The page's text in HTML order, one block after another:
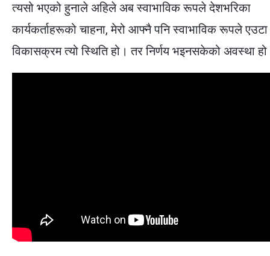
त्यसो भएको हुनाले अहिले अब स्वाभाविक रूपले देशभरिका
कार्यकर्ताहरूको चाहना, मेरो आफ्नै पनि स्वाभाविक रूपले एउटा
विकासक्रम त्यो स्थिति हो। तर निर्णय भइनसकेको अवस्था